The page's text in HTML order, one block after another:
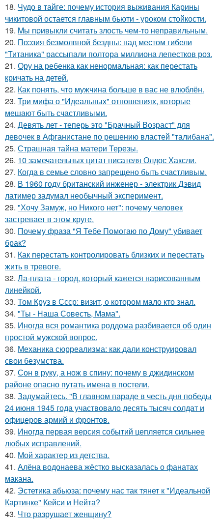
18. Чудо в тайге: почему история выживания Карины
чикитовой остается главным бьюти - уроком стойкости.
19. Mы пpивыкли считать злость чем-то неправильным.
20. Поэзия безмолвной бездны: над местом гибели
"Титаника" рассыпали полтора миллиона лепестков роз.
21. Ору на ребенка как ненормальная: как перестать
кричать на детей.
22. Как понять, что мужчина больше в вас не влюблён.
23. Три мифа о "Идеальных" отношениях, которые
мешают быть счастливыми.
24. Девять лет - теперь это "Брачный Возраст" для
девочек в Афганистане по решению властей "талибана".
25. Страшная тайна матери Терезы.
26. 10 замечательных цитат писателя Олдос Хаксли.
27. Когда в семье словно запрещено быть счастливым.
28. В 1960 году британский инженер - электрик Дэвид
латимер задумал необычный эксперимент.
29. "Хочу Замуж, но Никого нет": почему человек
застревает в этом круге.
30. Почему фраза "Я Тебе Помогаю по Дому" убивает
брак?
31. Как перестать контролировать близких и перестать
жить в тревоге.
32. Ла-плата - город, который кажется нарисованным
линейкой.
33. Том Круз в Ссср: визит, о котором мало кто знал.
34. "Ты - Наша Совесть, Мама".
35. Иногда вся романтика роддома разбивается об один
простой мужской вопрос.
36. Механика сюрреализма: как дали конструировал
свои безумства.
37. Сон в руку, а нож в спину: почему в джидинском
районе опасно путать имена в постели.
38. Задумайтесь. "В главном параде в честь дня победы
24 июня 1945 года участвовало десять тысяч солдат и
офицеров армий и фронтов.
39. Иногда первая версия событий цепляется сильнее
любых исправлений.
40. Мой характер из детства.
41. Алёна водонаева жёстко высказалась о фанатах
макана.
42. Эстетика абьюза: почему нас так тянет к "Идеальной
Картинке" Кейси и Нейта?
43. Что разрушает женщину?